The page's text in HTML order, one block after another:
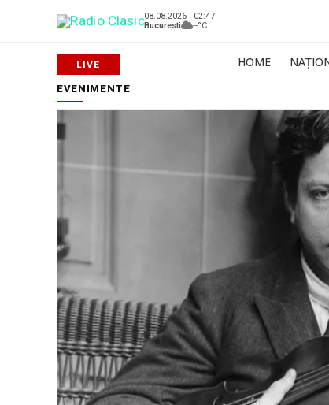
08.08.2026 | 02:47
Bucuresti
--°C
HOME
EVENIMENTE